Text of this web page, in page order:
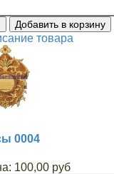
товара
0004
100,00 руб